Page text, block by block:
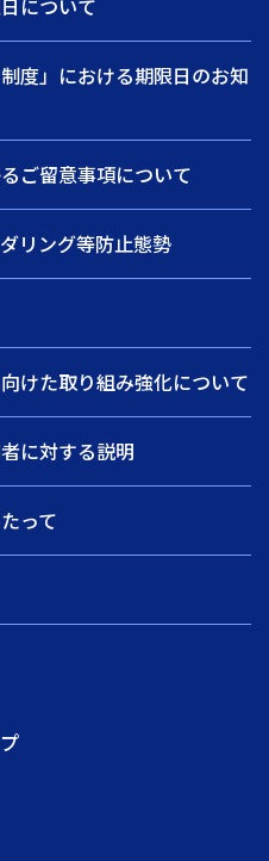
度」における期限日のお知
ご留意事項について
リング等防止態勢
けた取り組み強化について
に対する説明
って